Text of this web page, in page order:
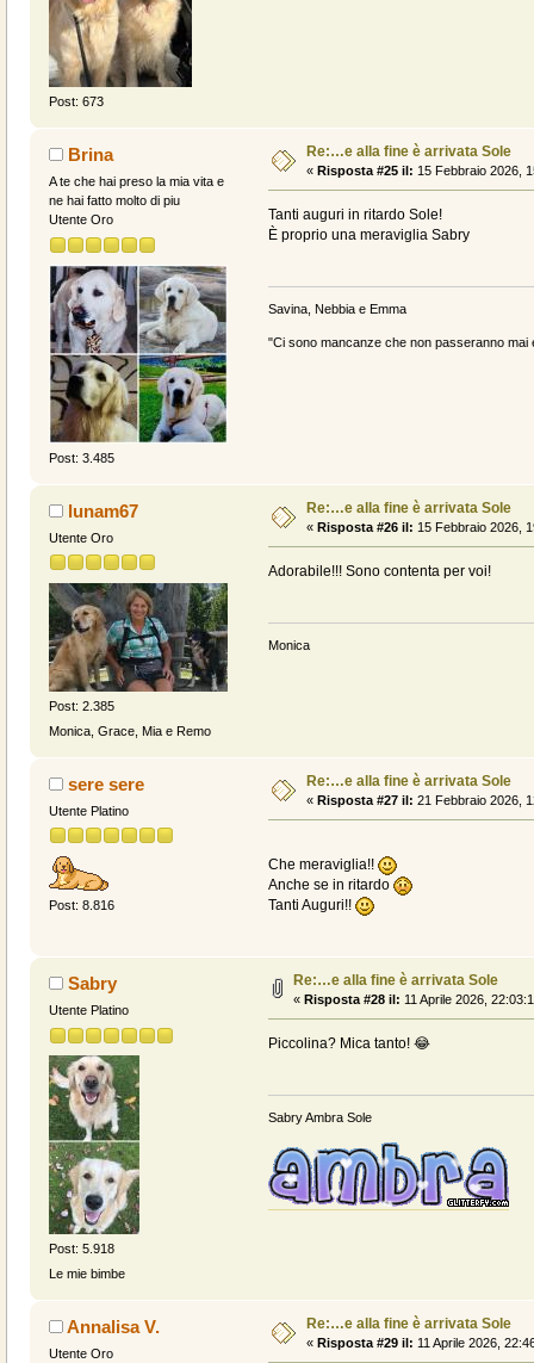
Post: 673
Brina
A te che hai preso la mia vita e
ne hai fatto molto di piu
Utente Oro
Post: 3.485
Re:…e alla fine è arrivata Sole
« Risposta #25 il: 15 Febbraio 2026,
Tanti auguri in ritardo Sole!
È proprio una meraviglia Sabry
Savina, Nebbia e Emma
"Ci sono mancanze che non passeranno
lunam67
Utente Oro
Post: 2.385
Monica, Grace, Mia e Remo
Re:…e alla fine è arrivata Sole
« Risposta #26 il: 15 Febbraio 2026,
Adorabile!!! Sono contenta per voi!
Monica
sere sere
Utente Platino
Post: 8.816
Re:…e alla fine è arrivata Sole
« Risposta #27 il: 21 Febbraio 2026,
Che meraviglia!!
Anche se in ritardo
Tanti Auguri!!
Sabry
Utente Platino
Post: 5.918
Le mie bimbe
Re:…e alla fine è arrivata Sole
« Risposta #28 il: 11 Aprile 2026,
Piccolina? Mica tanto! 😂
Sabry Ambra Sole
Annalisa V.
Utente Oro
Re:…e alla fine è arrivata Sole
« Risposta #29 il: 11 Aprile 2026,